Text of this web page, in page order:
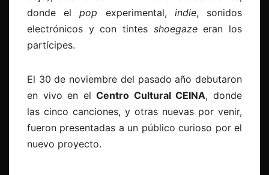
donde elpop experimental, indie, sonidos
electrónicos y con tintes shoegazeeran los
partícipes.
El 30 de noviembre del pasado año debutaron
en vivo en elCentro Cultural CEINA, donde
las cinco canciones, y otras nuevas por venir,
fueron presentadas a un público curioso por el
nuevo proyecto.